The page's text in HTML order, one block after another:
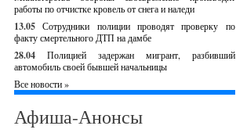
работы по отчистке кровель от снега и наледи
13.05 Сотрудники полиции проводят проверку по
факту смертельного ДТП на дамбе
28.04
Полицией задержан мигрант, разбивший
автомобиль своей бывшей начальницы
Все новости »
Афиша-Анонсы